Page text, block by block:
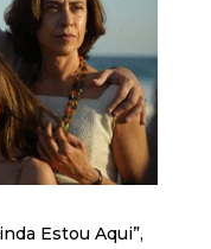
Estou Aqui”,